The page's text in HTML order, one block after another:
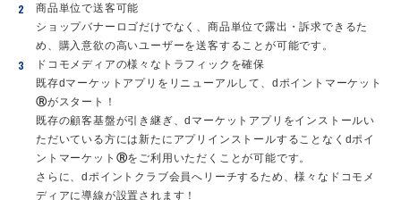
商品単位で送客可能
ショップバナーロゴだけでなく、商品単位で露出・訴求できるた
め、購入意欲の高いユーザーを送客することが可能です。
ドコモメディアの様々なトラフィックを確保
既存dマーケットアプリをリニューアルして、dポイントマーケット
Ⓡがスタート！
既存の顧客基盤が引き継ぎ、dマーケットアプリをインストールい
ただいている方には新たにアプリインストールすることなくdポイ
ントマーケット Ⓡをご利用いただくことが可能です。
さらに、dポイントクラブ会員へリーチするため、様々なドコモメ
ディアに導線が設置されます！